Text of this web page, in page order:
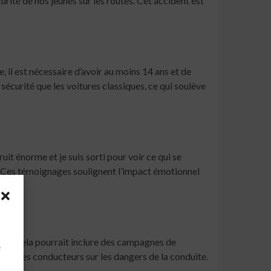
est nécessaire d’avoir au moins 14 ans et de
que les voitures classiques, ce qui soulève
énorme et je suis sorti pour voir ce qui se
témoignages soulignent l’impact émotionnel
Cela pourrait inclure des campagnes de
conducteurs sur les dangers de la conduite.